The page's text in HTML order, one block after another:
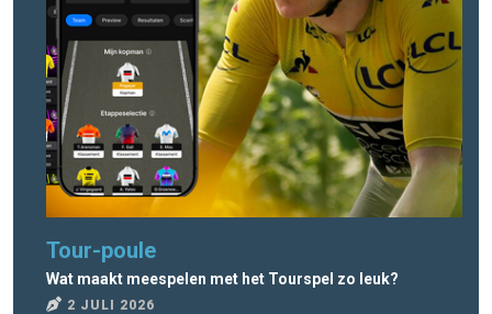
Tour-poule
Wat maakt meespelen met het Tourspel zo leuk?
2 JULI 2026